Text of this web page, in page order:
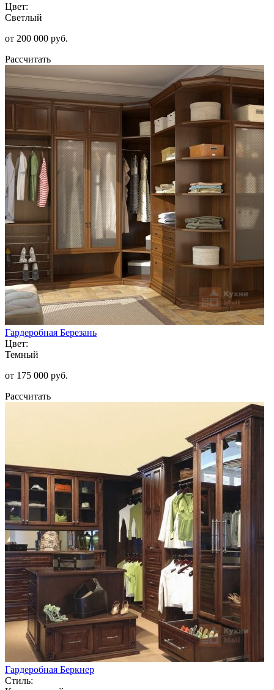
Цвет:
Светлый
от 200 000 руб.
Рассчитать
Гардеробная Березань
Цвет:
Темный
от 175 000 руб.
Рассчитать
Гардеробная Беркнер
Стиль: